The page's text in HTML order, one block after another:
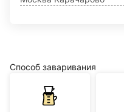
Способ заваривания